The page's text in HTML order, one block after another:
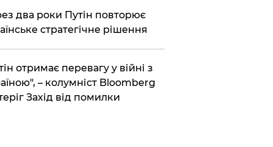
два роки Путін повторює
стратегічне рішення
отримає перевагу у війні з
– колумніст Bloomberg
Захід від помилки